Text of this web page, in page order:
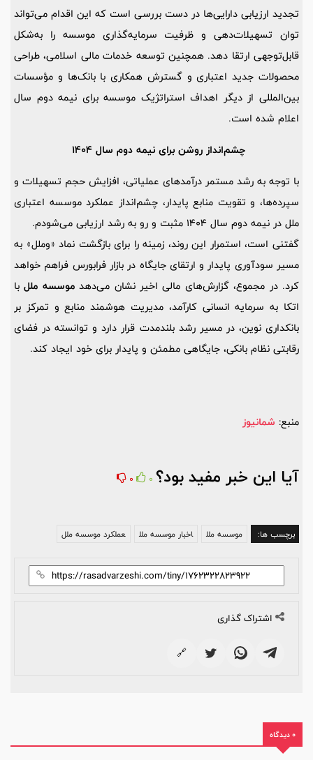
تجدید ارزیابی دارایی‌ها در دست بررسی است که این اقدام می‌تواند
توان تسهیلات‌دهی و ظرفیت سرمایه‌گذاری موسسه را به‌شکل
قابل‌توجهی ارتقا دهد. همچنین توسعه خدمات مالی اسلامی، طراحی
محصولات جدید اعتباری و گسترش همکاری با بانک‌ها و مؤسسات
بین‌المللی از دیگر اهداف استراتژیک موسسه برای نیمه دوم سال
اعلام شده است.
چشم‌انداز روشن برای نیمه دوم سال 1404
با توجه به رشد مستمر درآمدهای عملیاتی، افزایش حجم تسهیلات و
سپرده‌ها، و تقویت منابع پایدار، چشم‌انداز عملکرد موسسه اعتباری
ملل در نیمه دوم سال 1404 مثبت و رو به رشد ارزیابی می‌شودم.
گفتنی است، استمرار این روند، زمینه را برای بازگشت نماد «وملل» به
مسیر سودآوری پایدار و ارتقای جایگاه در بازار فرابورس فراهم خواهد
کرد. در مجموع، گزارش‌های مالی اخیر نشان می‌دهدموسسه مللبا
اتکا به سرمایه انسانی کارآمد، مدیریت هوشمند منابع و تمرکز بر
بانکداری نوین، در مسیر رشد بلندمدت قرار دارد و توانسته در فضای
رقابتی نظام بانکی، جایگاهی مطمئن و پایدار برای خود ایجاد کند.
منبع: شمانیوز
آیا این خبر مفید بود؟ 0
0
برچسب ها: موسسه ملل اخبار موسسه ملل عملکرد موسسه ملل
اشتراک گذاری
🔗
0 دیدگاه